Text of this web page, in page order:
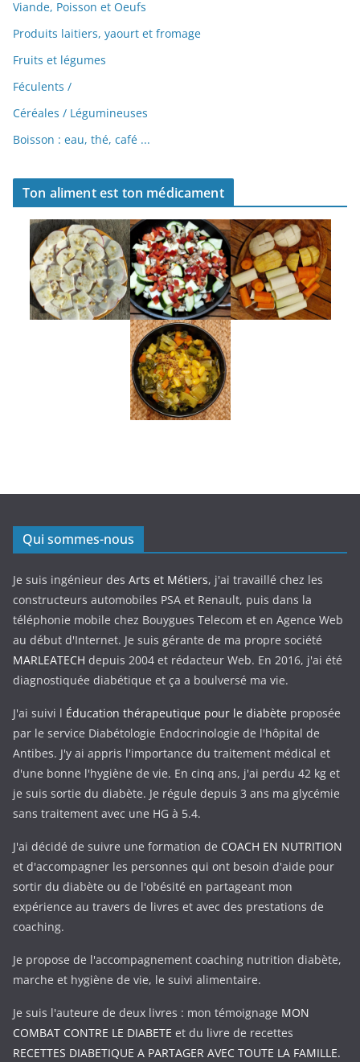
Viande, Poisson et Oeufs
Produits laitiers, yaourt et fromage
Fruits et légumes
Féculents /
Céréales / Légumineuses
Boisson : eau, thé, café ...
Ton aliment est ton médicament
Qui sommes-nous
Je suis ingénieur des Arts et Métiers, j'ai travaillé chez les
constructeurs automobiles PSA et Renault, puis dans la
téléphonie mobile chez Bouygues Telecom et en Agence Web
au début d'Internet. Je suis gérante de ma propre société
MARLEATECH depuis 2004 et rédacteur Web. En 2016, j'ai été
diagnostiquée diabétique et ça a boulversé ma vie.
J'ai suivi l Éducation thérapeutique pour le diabète proposée
par le service Diabétologie Endocrinologie de l'hôpital de
Antibes. J'y ai appris l'importance du traitement médical et
d'une bonne l'hygiène de vie. En cinq ans, j'ai perdu 42 kg et
je suis sortie du diabète. Je régule depuis 3 ans ma glycémie
sans traitement avec une HG à 5.4.
J'ai décidé de suivre une formation de COACH EN NUTRITION
et d'accompagner les personnes qui ont besoin d'aide pour
sortir du diabète ou de l'obésité en partageant mon
expérience au travers de livres et avec des prestations de
coaching.
Je propose de l'accompagnement coaching nutrition diabète,
marche et hygiène de vie, le suivi alimentaire.
Je suis l'auteure de deux livres : mon témoignage MON
COMBAT CONTRE LE DIABETE et du livre de recettes
RECETTES DIABETIQUE A PARTAGER AVEC TOUTE LA FAMILLE.